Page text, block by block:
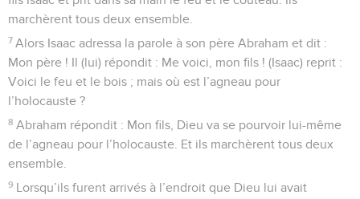
marchèrent tous deux ensemble.
7 Alors Isaac adressa la parole à son père Abraham et dit :
Mon père ! Il (lui) répondit : Me voici, mon fils ! (Isaac) reprit :
Voici le feu et le bois ; mais où est l’agneau pour
l’holocauste ?
8 Abraham répondit : Mon fils, Dieu va se pourvoir lui-même
de l’agneau pour l’holocauste. Et ils marchèrent tous deux
ensemble.
9 Lorsqu’ils furent arrivés à l’endroit que Dieu lui avait